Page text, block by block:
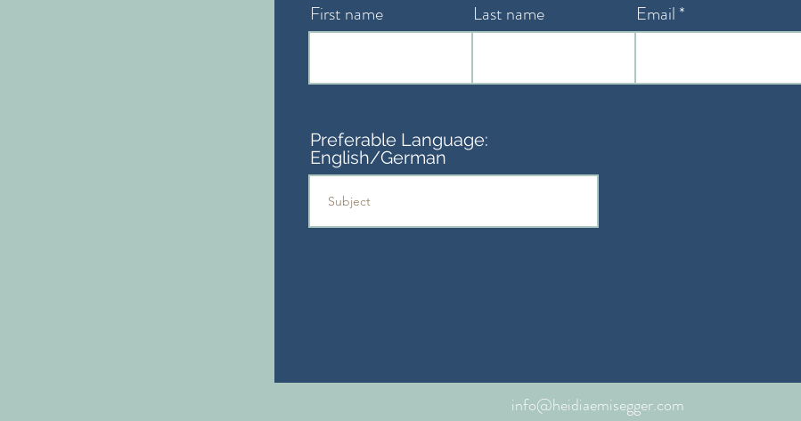
First name Last name Email
Preferable Language:
English/German
info@heidiaemisegger.com